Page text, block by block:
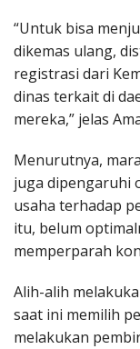
“Untuk bisa
dikemas ulang,
registrasi dari
dinas terkait di
mereka,” jelas
Menurutnya,
juga dipengaruhi
usaha terhadap
itu, belum
memperparah
Alih-alih
saat ini memilih
melakukan